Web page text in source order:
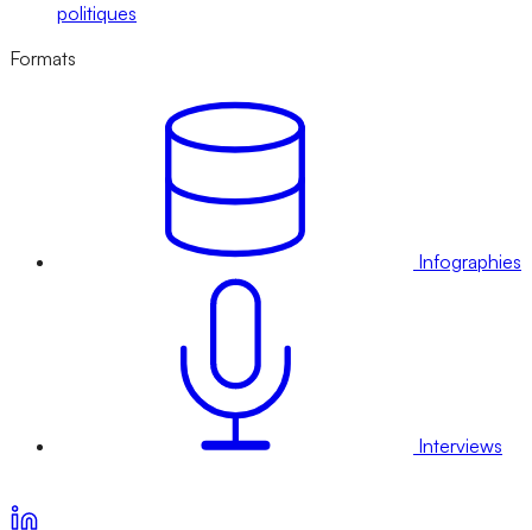
politiques
Formats
Infographies
Interviews